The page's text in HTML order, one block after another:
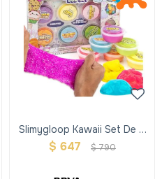
Slimygloop Kawaii Set De 6
Slimes
$ 647 $790